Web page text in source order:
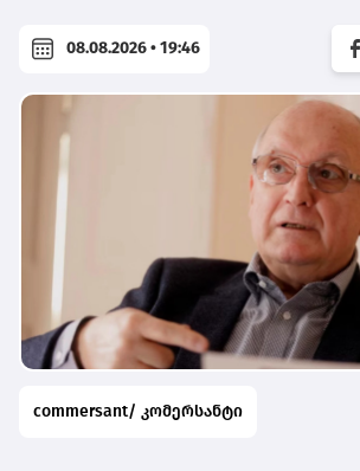
08.08.2026 • 19:46
commersant/ კომერსანტი